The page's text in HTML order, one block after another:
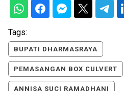
Tags:
BUPATI DHARMASRAYA
PEMASANGAN BOX CULVERT
ANNISA SUCI RAMADHANI